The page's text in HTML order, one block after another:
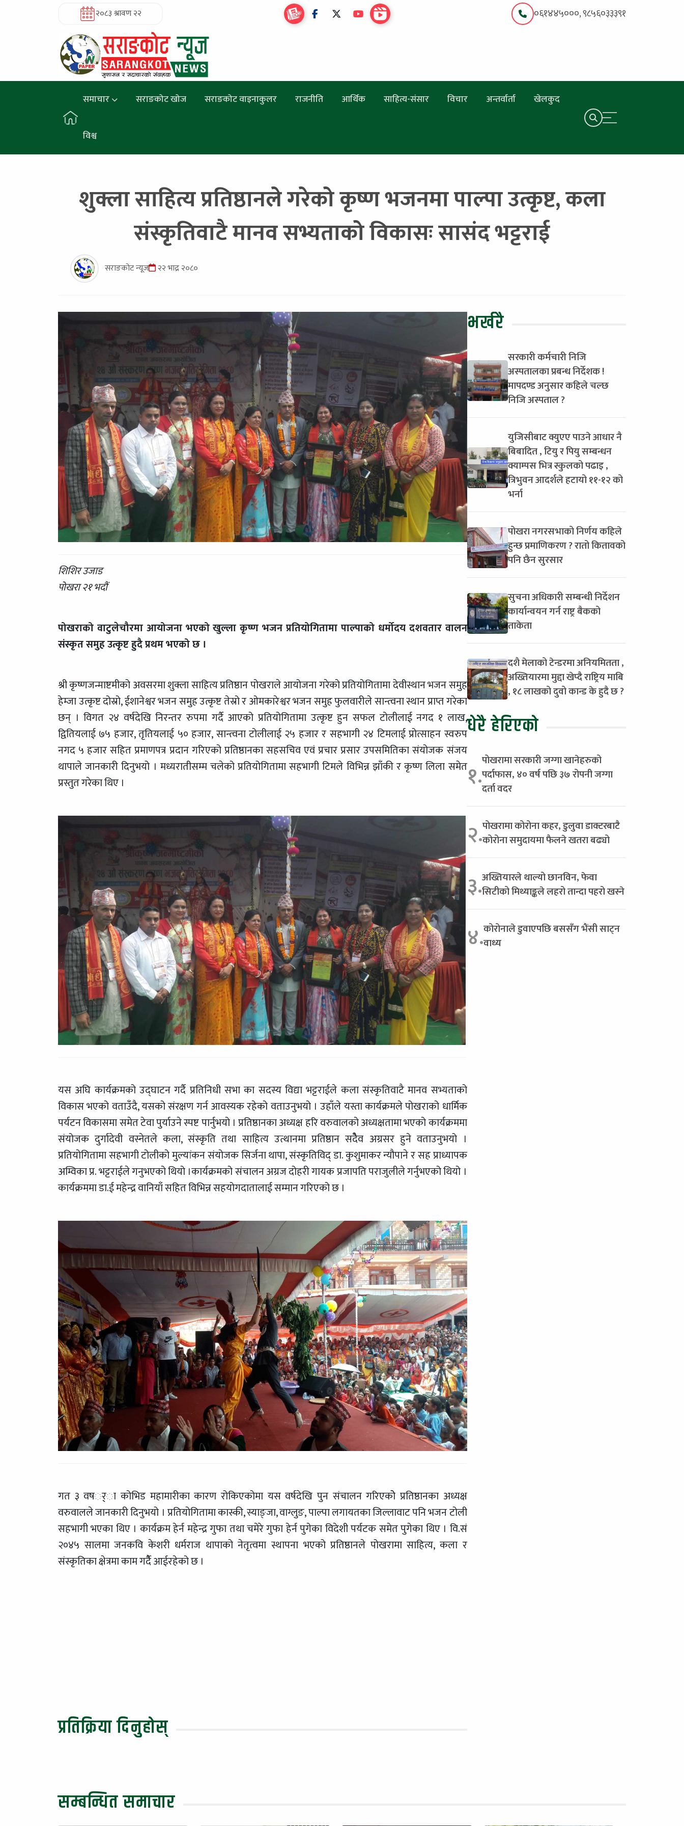
२०८३ श्रावण २२ ०६१४४५०००, ९८५६०३३३९१
समाचार सराङकोट खोज सराङकोट वाइनाकुलर राजनीति आर्थिक साहित्य-संसार विचार अन्तर्वार्ता खेलकुद
विश्व
शुक्ला साहित्य प्रतिष्ठानले गरेको कृष्ण भजनमा पाल्पा उत्कृष्ट, कला
संस्कृतिवाटै मानव सभ्यताको विकासः सासंद भट्टराई
सराङकोट न्यूज २२ भाद्र २०८०
शिशिर उजाड
पोखरा २१ भदौं
पोखराको वाटुलेचौरमा आयोजना भएको खुल्ला कृष्ण भजन प्रतियोगितामा पाल्पाको धर्मोदय दशवतार वालन
संस्कृत समुह उत्कृष्ट हुदै प्रथम भएको छ ।
श्री कृष्णजन्माष्टमीको अवसरमा शुक्ला साहित्य प्रतिष्ठान पोखराले आयोजना गरेको प्रतियोगितामा देवीस्थान भजन समुह
हेम्जा उत्कृष्ट दोस्रो, ईशानेश्वर भजन समुह उत्कृष्ट तेस्रो र ओमकारेश्वर भजन समुह फुलवारीले सान्त्वना स्थान प्राप्त गरेका
छन् । विगत २४ वर्षदेखि निरन्तर रुपमा गर्दै आएको प्रतियोगितामा उत्कृष्ट हुन सफल टोलीलाई नगद १ लाख,
द्वितियलाई ७५ हजार, तृतियलाई ५० हजार, सान्त्वना टोलीलाई २५ हजार र सहभागी २४ टिमलाई प्रोत्साहन स्वरुप
नगद ५ हजार सहित प्रमाणपत्र प्रदान गरिएको प्रतिष्ठानका सहसचिव एवं प्रचार प्रसार उपसमितिका संयोजक संजय
थापाले जानकारी दिनुभयो । मध्यरातीसम्म चलेको प्रतियोगितामा सहभागी टिमले विभिन्न झाँकी र कृष्ण लिला समेत
प्रस्तुत गरेका थिए ।
यस अघि कार्यक्रमको उद्घाटन गर्दै प्रतिनिधी सभा का सदस्य विद्या भट्टराईले कला संस्कृतिवाटै मानव सभ्यताको
विकास भएको वताउँदै, यसको संरक्षण गर्न आवस्यक रहेको वताउनुभयो । उहाँले यस्ता कार्यक्रमले पोखराको धार्मिक
पर्यटन विकासमा समेत टेवा पुर्याउने स्पष्ट पार्नुभयो । प्रतिष्ठानका अध्यक्ष हरि वरुवालको अध्यक्षतामा भएको कार्यक्रममा
संयोजक दुर्गादेवी वस्नेतले कला, संस्कृति तथा साहित्य उत्थानमा प्रतिष्ठान सदेैव अग्रसर हुने वताउनुभयो ।
प्रतियोगितामा सहभागी टोलीको मुल्यांकन संयोजक सिर्जना थापा, संस्कृतिविद् डा. कुशुमाकर न्यौपाने र सह प्राध्यापक
अम्विका प्र. भट्टराईले गनुभएको थियो ।कार्यक्रमको संचालन अग्रज दोहरी गायक प्रजापति पराजुलीले गर्नुभएको थियो ।
कार्यक्रममा डा.ई महेन्द्र वानियाँ सहित विभिन्न सहयोगदातालाई सम्मान गरिएको छ ।
गत ३ वषर््ा कोभिड महामारीका कारण रोकिएकोमा यस वर्षदेखि पुन संचालन गरिएकोे प्रतिष्ठानका अध्यक्ष
वरुवालले जानकारी दिनुभयो । प्रतियोगितामा कास्की, स्याङ्जा, वाग्लुङ, पाल्पा लगायतका जिल्लावाट पनि भजन टोली
सहभागी भएका थिए । कार्यक्रम हेर्न महेन्द्र गुफा तथा चमेरे गुफा हेर्न पुगेका विदेशी पर्यटक समेत पुगेका थिए । वि.सं
२०४५ सालमा जनकवि केशरी धर्मराज थापाको नेतृत्वमा स्थापना भएको प्रतिष्ठानले पोखरामा साहित्य, कला र
संस्कृतिका क्षेत्रमा काम गर्दैै आईरहेको छ ।
प्रतिक्रिया दिनुहोस्
भर्खरै
सरकारी कर्मचारी निजि
अस्पतालका प्रबन्ध निर्देशक !
मापदण्ड अनुसार कहिले चल्छ
निजि अस्पताल ?
युजिसीबाट क्युएए पाउने आधार नै
बिबादित , टियु र पियु सम्बन्धन
क्याम्पस भित्र स्कुलको पढाइ ,
त्रिभुवन आदर्शले हटायो ११-१२ को
भर्ना
पोखरा नगरसभाको निर्णय कहिले
हुन्छ प्रमाणिकरण ? रातो कितावको
पनि छैन सुरसार
सुचना अधिकारी सम्बन्धी निर्देशन
कार्यान्वयन गर्न राष्ट्र बैकको
ताकेता
दशै मेलाको टेन्डरमा अनियमितता ,
अख्तियारमा मुद्दा खेप्दै राष्ट्रिय माबि
, १८ लाखको दुवो कान्ड के हुदै छ ?
धेरै हेरिएको
१.पोखरामा सरकारी जग्गा खानेहरुको
पर्दाफास, ४० वर्ष पछि ३७ रोपनी जग्गा
दर्ता वदर
२.पोखरामा कोरोना कहर, डुलुवा डाक्टरबाटै
कोरोना समुदायमा फैलने खतरा बढ्यो
३.अख्तियारले थाल्यो छानविन, फेवा
सिटीको मिथ्याङ्कले लहरो तान्दा पहरो खस्ने
४.कोरोनाले डुवाएपछि बससँग भैंसी साट्न
वाध्य
सम्बन्धित समाचार